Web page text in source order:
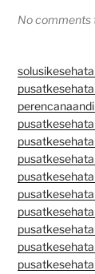
No comments